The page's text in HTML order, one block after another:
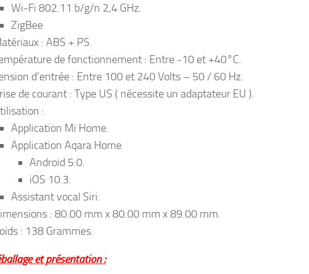
Wi-Fi 802.11 b/g/n 2,4 GHz.
ZigBee
: ABS + PS.
de fonctionnement : Entre -10 et +40°C.
d’entrée : Entre 100 et 240 Volts – 50 / 60 Hz.
de courant : Type US ( nécessite un adaptateur EU ).
:
Application Mi Home.
Application Aqara Home
Android 5.0.
iOS 10.3.
Assistant vocal Siri.
: 80.00 mm x 80.00 mm x 89.00 mm.
: 138 Grammes.
et présentation :